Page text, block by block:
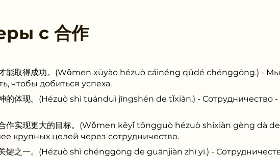
с 合作
才能取得成功。(Wǒmen xūyào hézuò cáinéng qǔdé chénggōng.) -
чтобы добиться успеха.
的体现。(Hézuò shì tuánduì jīngshén de tǐxiàn.) - Сотрудничество
合作实现更大的目标。(Wǒmen kěyǐ tōngguò hézuò shíxiàn gèng dà
крупных целей через сотрудничество.
键之一。(Hézuò shì chénggōng de guānjiàn zhī yī.) -